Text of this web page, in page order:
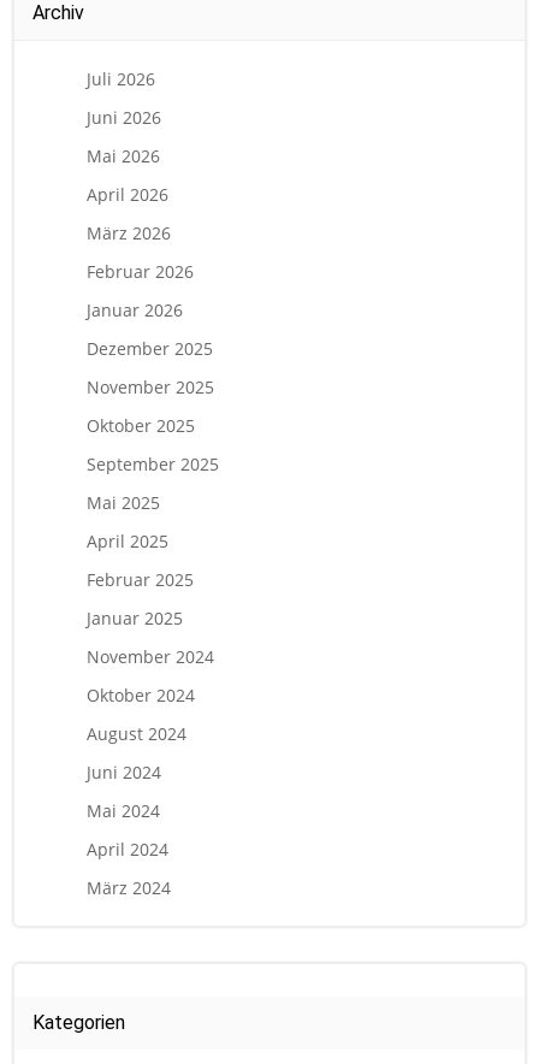
Archiv
Juli 2026
Juni 2026
Mai 2026
April 2026
März 2026
Februar 2026
Januar 2026
Dezember 2025
November 2025
Oktober 2025
September 2025
Mai 2025
April 2025
Februar 2025
Januar 2025
November 2024
Oktober 2024
August 2024
Juni 2024
Mai 2024
April 2024
März 2024
Kategorien